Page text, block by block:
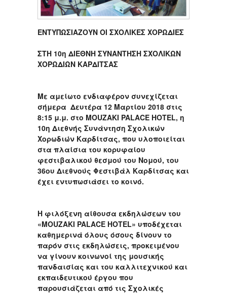
ΕΝΤΥΠΩΣΙΑΖΟΥΝ ΟΙ ΣΧΟΛΙΚΕΣ ΧΟΡΩΔΙΕΣ
ΣΤΗ 10η ΔΙΕΘΝΗ ΣΥΝΑΝΤΗΣΗ ΣΧΟΛΙΚΩΝ
ΧΟΡΩΔΙΩΝ ΚΑΡΔΙΤΣΑΣ
Με αμείωτο ενδιαφέρον συνεχίζεται
σήμερα Δευτέρα 12 Μαρτίου 2018 στις
8:15 μ.μ. στο MOUZAKI PALACE HOTEL, η
10η Διεθνής Συνάντηση Σχολικών
Χορωδιών Καρδίτσας, που υλοποιείται
στα πλαίσια του κορυφαίου
φεστιβαλικού θεσμού του Νομού, του
36ου Διεθνούς Φεστιβάλ Καρδίτσας και
έχει εντυπωσιάσει το κοινό.
Η φιλόξενη αίθουσα εκδηλώσεων του
«MOUZAKI PALACE HOTEL» υποδέχεται
καθημερινά όλους όσους δίνουν το
παρόν στις εκδηλώσεις, προκειμένου
να γίνουν κοινωνοί της μουσικής
πανδαισίας και του καλλιτεχνικού και
εκπαιδευτικού έργου που
παρουσιάζεται από τις Σχολικές